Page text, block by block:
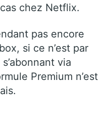
cas chez Netflix.
pas encore
si ce n’est par
via
Premium n’est